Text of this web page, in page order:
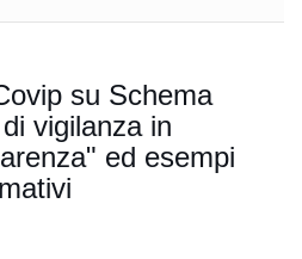
su Schema
vigilanza in
ed esempi